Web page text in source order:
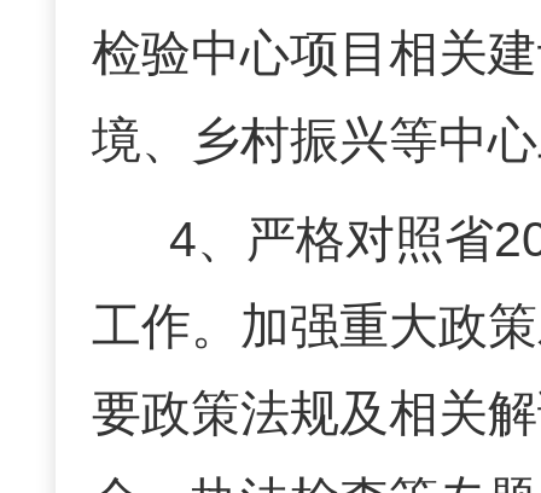
检验中心项目相关
境、乡村振兴等中
4、严格对照省
工作。加强重大政
要政策法规及相关